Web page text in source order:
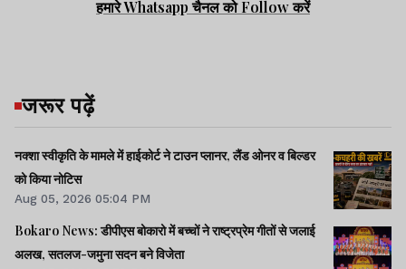
हमारे Whatsapp चैनल को Follow करें
जरूर पढ़ें
नक्शा स्वीकृति के मामले में हाईकोर्ट ने टाउन प्लानर, लैंड ओनर व बिल्डर
को किया नोटिस
Aug 05, 2026 05:04 PM
Bokaro News: डीपीएस बोकारो में बच्चों ने राष्ट्रप्रेम गीतों से जलाई
अलख, सतलज-जमुना सदन बने विजेता